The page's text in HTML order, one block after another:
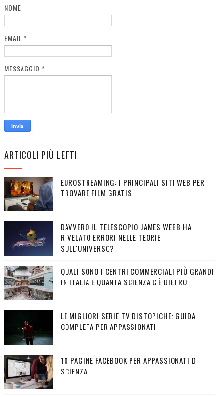
NOME
EMAIL *
MESSAGGIO *
ARTICOLI PIÙ LETTI
EUROSTREAMING: I PRINCIPALI SITI WEB PER
TROVARE FILM GRATIS
DAVVERO IL TELESCOPIO JAMES WEBB HA
RIVELATO ERRORI NELLE TEORIE
SULL'UNIVERSO?
QUALI SONO I CENTRI COMMERCIALI PIÙ GRANDI
IN ITALIA E QUANTA SCIENZA C'È DIETRO
LE MIGLIORI SERIE TV DISTOPICHE: GUIDA
COMPLETA PER APPASSIONATI
10 PAGINE FACEBOOK PER APPASSIONATI DI
SCIENZA